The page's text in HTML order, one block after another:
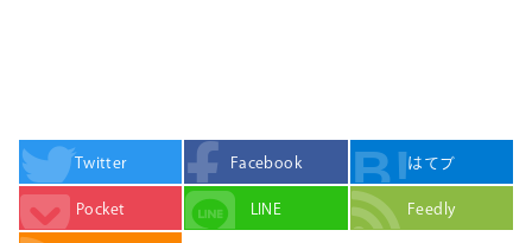
Twitter Facebook はてブ
Pocket LINE Feedly